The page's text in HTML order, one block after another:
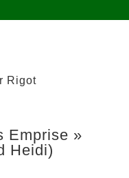
Rigot
Emprise »
Heidi)